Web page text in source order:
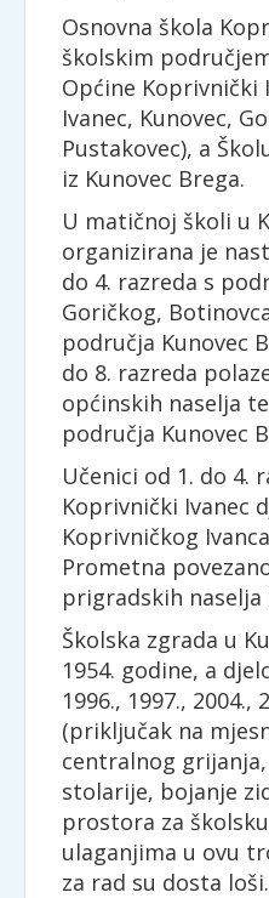
Osnovna škola
školskim
Općine Koprivnički
Ivanec, Kunovec,
Pustakovec), a
iz Kunovec Brega.
U matičnoj školi u
organizirana je
do 4. razreda s
Goričkog,
područja Kunovec
do 8. razreda
općinskih naselja
područja Kunovec
Učenici od 1. do 4.
Koprivnički Ivanec
Koprivničkog
Prometna
prigradskih
Školska zgrada u
1954. godine, a
1996., 1997., 2004.,
(priključak na
centralnog
stolarije, bojanje
prostora za
ulaganjima u ovu
za rad su dosta loši.